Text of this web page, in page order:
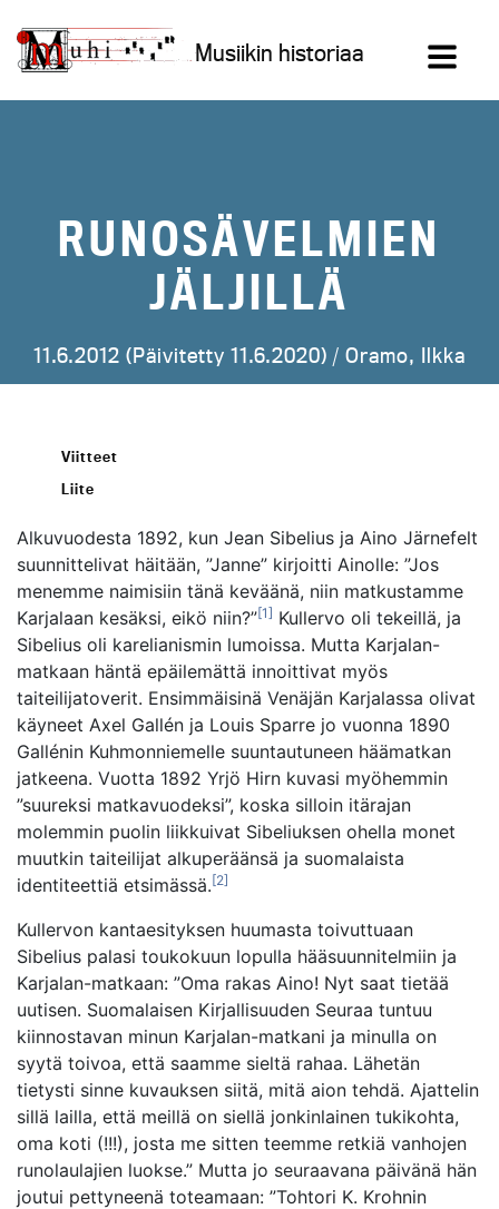
sisältöön
Musiikin historiaa
RUNOSÄVELMIEN
JÄLJILLÄ
11.6.2012 (Päivitetty 11.6.2020) / Oramo, Ilkka
Viitteet
Liite
Alkuvuodesta 1892, kun Jean Sibelius ja Aino Järnefelt
suunnittelivat häitään, ”Janne” kirjoitti Ainolle: ”Jos
menemme naimisiin tänä keväänä, niin matkustamme
Karjalaan kesäksi, eikö niin?”[1] Kullervo oli tekeillä, ja
Sibelius oli karelianismin lumoissa. Mutta Karjalan-
matkaan häntä epäilemättä innoittivat myös
taiteilijatoverit. Ensimmäisinä Venäjän Karjalassa olivat
käyneet Axel Gallén ja Louis Sparre jo vuonna 1890
Gallénin Kuhmonniemelle suuntautuneen häämatkan
jatkeena. Vuotta 1892 Yrjö Hirn kuvasi myöhemmin
”suureksi matkavuodeksi”, koska silloin itärajan
molemmin puolin liikkuivat Sibeliuksen ohella monet
muutkin taiteilijat alkuperäänsä ja suomalaista
identiteettiä etsimässä. [2]
Kullervon kantaesityksen huumasta toivuttuaan
Sibelius palasi toukokuun lopulla hääsuunnitelmiin ja
Karjalan-matkaan: ”Oma rakas Aino! Nyt saat tietää
uutisen. Suomalaisen Kirjallisuuden Seuraa tuntuu
kiinnostavan minun Karjalan-matkani ja minulla on
syytä toivoa, että saamme sieltä rahaa. Lähetän
tietysti sinne kuvauksen siitä, mitä aion tehdä. Ajattelin
sillä lailla, että meillä on siellä jonkinlainen tukikohta,
oma koti (!!!), josta me sitten teemme retkiä vanhojen
runolaulajien luokse.” Mutta jo seuraavana päivänä hän
joutui pettyneenä toteamaan: ”Tohtori K. Krohnin